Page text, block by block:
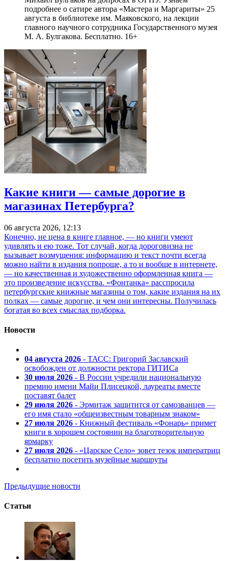
подробнее о сатире автора «Мастера и Маргариты» 25
августа в библиотеке им. Маяковского, на лекции
главного научного сотрудника Государственного музея
М. А. Булгакова. Бесплатно. 16+
Какие книги — самые дорогие в
магазинах Петербурга?
06 августа 2026, 12:13
Конечно, не цена в книге главное, — но книги умеют
удивлять и ею тоже. Тот случай, когда дороговизна не
вызывает возмущения: информацию и текст почти всегда
можно найти в издания попроще, а то и вообще в интернете,
— но качественная и художественно оформленная книга —
это произведение искусства. «Фонтанка» расспросила
петербургские книжные магазины о том, какие издания на их
полках — самые дорогие, и чем они интересны. Получилась
богатая во всех смыслах подборка.
Новости
04 августа 2026 - ТАСС: Григорий Заславский
освобожден от должности ректора ГИТИСа
30 июля 2026 - В России учредили национальную
премию имени Майи Плисецкой, лауреаты вместе
поставят балет
29 июля 2026 - Эрмитаж защитится от самозванцев —
его имя стало «общеизвестным товарным знаком»
27 июля 2026 - Книжный фестиваль «Фонарь» примет
книги в хорошем состоянии на благотворительную
ярмарку
27 июля 2026 - «Царское Село» зовет тезок императриц
бесплатно посетить музейные маршруты
Предыдущие новости
Статьи